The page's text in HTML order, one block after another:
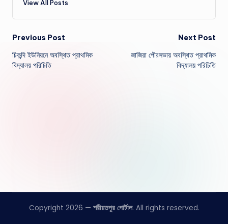
View All Posts
Post
navigation
Previous Post
চিকন্দি ইউনিয়নে অবস্থিত প্রাথমিক
বিদ্যালয় পরিচিতি
Next Post
জাজিরা পৌরসভায় অবস্থিত প্রাথমিক
বিদ্যালয় পরিচিতি
Copyright 2026 — শরীয়তপুর পোর্টাল. All rights reserved.